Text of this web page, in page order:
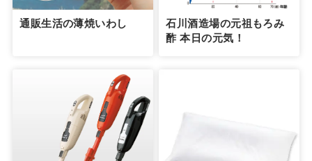
通販生活の薄焼いわし
石川酒造場の元祖もろみ
酢 本日の元気！